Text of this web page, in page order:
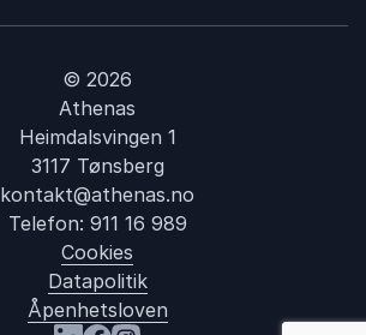
© 2026
Athenas
Heimdalsvingen 1
3117 Tønsberg
kontakt@athenas.no
Telefon: 911 16 989
Cookies
Datapolitik
Åpenhetsloven